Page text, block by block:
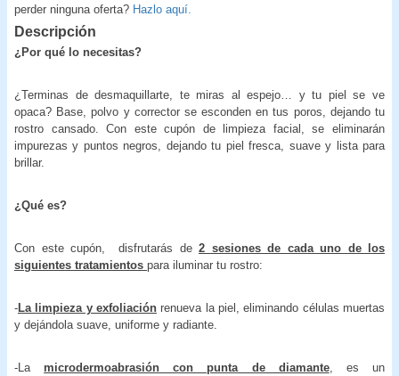
perder ninguna oferta? Hazlo aquí.
Descripción
¿Por qué lo necesitas?
¿Terminas de desmaquillarte, te miras al espejo… y tu piel se ve
opaca? Base, polvo y corrector se esconden en tus poros, dejando tu
rostro cansado. Con este cupón de limpieza facial, se eliminarán
impurezas y puntos negros, dejando tu piel fresca, suave y lista para
brillar.
¿Qué es?
Con este cupón, disfrutarás de 2 sesiones de cada uno de los
siguientes tratamientos para iluminar tu rostro:
- La limpieza y exfoliación renueva la piel, eliminando células muertas
y dejándola suave, uniforme y radiante.
-La microdermoabrasión con punta de diamante, es un